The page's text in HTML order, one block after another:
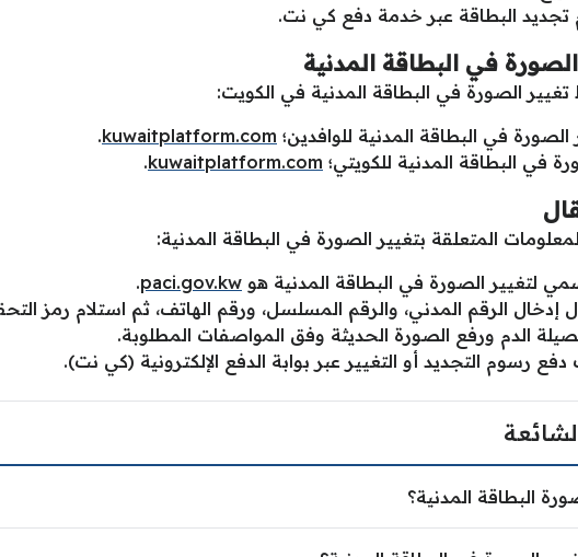
البطاقة عبر خدمة دفع كي نت.
في البطاقة المدنية
تغيير الصورة في البطاقة المدنية في الكويت:
الصورة في البطاقة المدنية للوافدين؛ kuwaitplatform.com
.
في البطاقة المدنية للكويتي؛ kuwaitplatform.com
.
المتعلقة بتغيير الصورة في البطاقة المدنية:
لتغيير الصورة في البطاقة المدنية هو paci.gov.kw
.
إدخال الرقم المدني، والرقم المسلسل، ورقم الهاتف، ثم استلام رمز
الدم ورفع الصورة الحديثة وفق المواصفات المطلوبة.
رسوم التجديد أو التغيير عبر بوابة الدفع الإلكترونية (كي نت).
البطاقة المدنية؟